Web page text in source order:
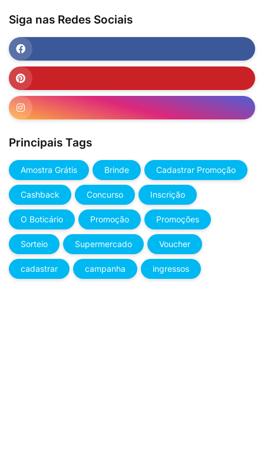
Siga nas Redes Sociais
Principais Tags
Amostra Grátis Brinde Cadastrar Promoção
Cashback Concurso Inscrição
O Boticário Promoção Promoções
Sorteio Supermercado Voucher
cadastrar campanha ingressos